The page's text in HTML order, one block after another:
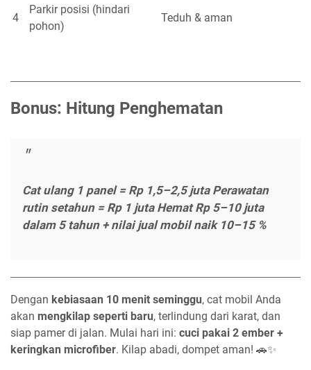
4
Parkir posisi (hindari
pohon)
Teduh & aman
Bonus: Hitung Penghematan
Cat ulang 1 panel = Rp 1,5–2,5 juta Perawatan
rutin setahun = Rp 1 juta Hemat Rp 5–10 juta
dalam 5 tahun + nilai jual mobil naik 10–15 %
Dengan kebiasaan 10 menit seminggu, cat mobil Anda
akan mengkilap seperti baru, terlindung dari karat, dan
siap pamer di jalan. Mulai hari ini: cuci pakai 2 ember +
keringkan microfiber. Kilap abadi, dompet aman! 🚗✨